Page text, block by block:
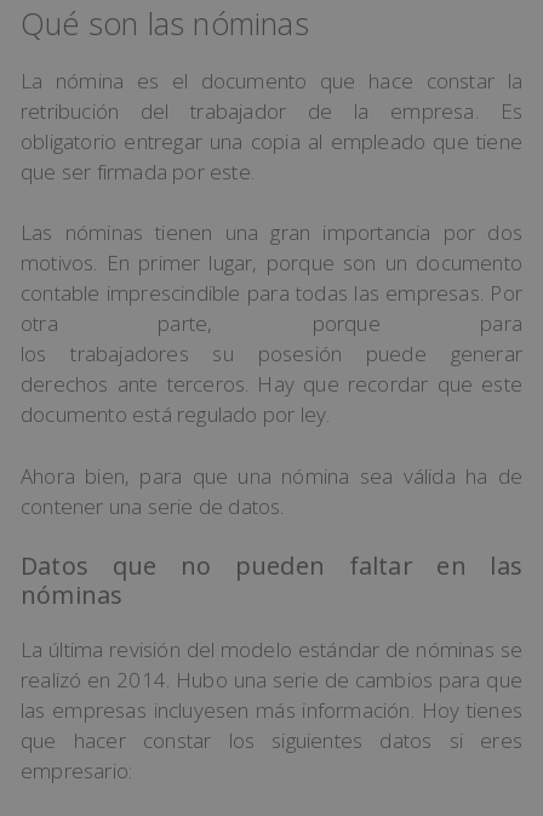
Qué son las nóminas
La nómina es el documento que hace constar la
retribución del trabajador de la empresa. Es
obligatorio entregar una copia al empleado que tiene
que ser firmada por este.
Las nóminas tienen una gran importancia por dos
motivos. En primer lugar, porque son un documento
contable imprescindible para todas las empresas. Por
otra parte, porque para
los trabajadores su posesión puede generar
derechos ante terceros. Hay que recordar que este
documento está regulado por ley.
Ahora bien, para que una nómina sea válida ha de
contener una serie de datos.
Datos que no pueden faltar en las
nóminas
La última revisión del modelo estándar de nóminas se
realizó en 2014. Hubo una serie de cambios para que
las empresas incluyesen más información. Hoy tienes
que hacer constar los siguientes datos si eres
empresario: